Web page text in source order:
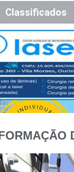
Classificados